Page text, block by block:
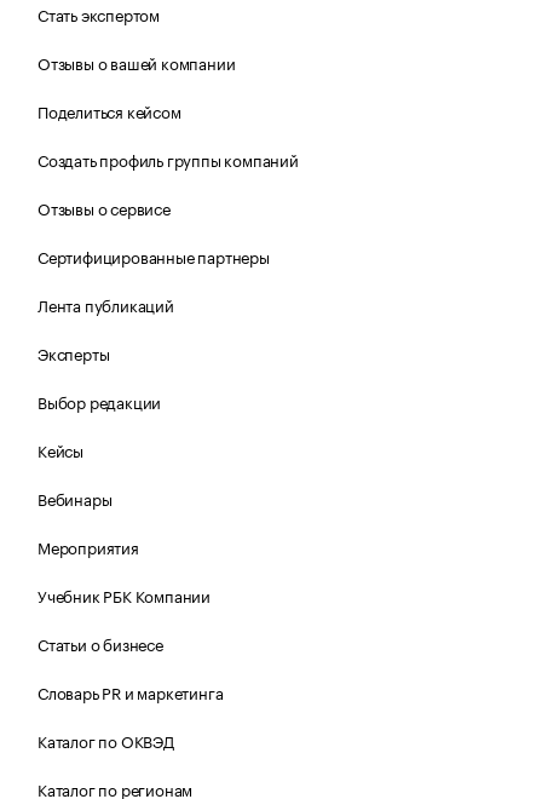
Стать экспертом
Отзывы о вашей компании
Поделиться кейсом
Создать профиль группы компаний
Отзывы о сервисе
Сертифицированные партнеры
Лента публикаций
Эксперты
Выбор редакции
Кейсы
Вебинары
Мероприятия
Учебник РБК Компании
Статьи о бизнесе
Словарь PR и маркетинга
Каталог по ОКВЭД
Каталог по регионам